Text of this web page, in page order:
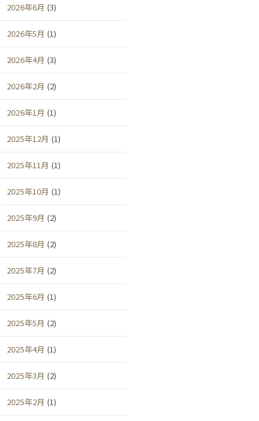
2026年6月 (3)
2026年5月 (1)
2026年4月 (3)
2026年2月 (2)
2026年1月 (1)
2025年12月 (1)
2025年11月 (1)
2025年10月 (1)
2025年9月 (2)
2025年8月 (2)
2025年7月 (2)
2025年6月 (1)
2025年5月 (2)
2025年4月 (1)
2025年3月 (2)
2025年2月 (1)